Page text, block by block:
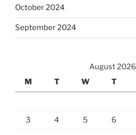
October 2024
September 2024
August 2026
M
T W T
3 4 5 6